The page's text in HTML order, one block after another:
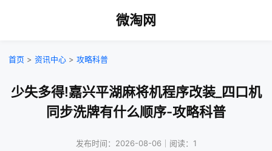
微淘网
首页 > 资讯中心 > 攻略科普
少失多得!嘉兴平湖麻将机程序改装_四口机
同步洗牌有什么顺序-攻略科普
发布时间：2026-08-06｜阅读：1